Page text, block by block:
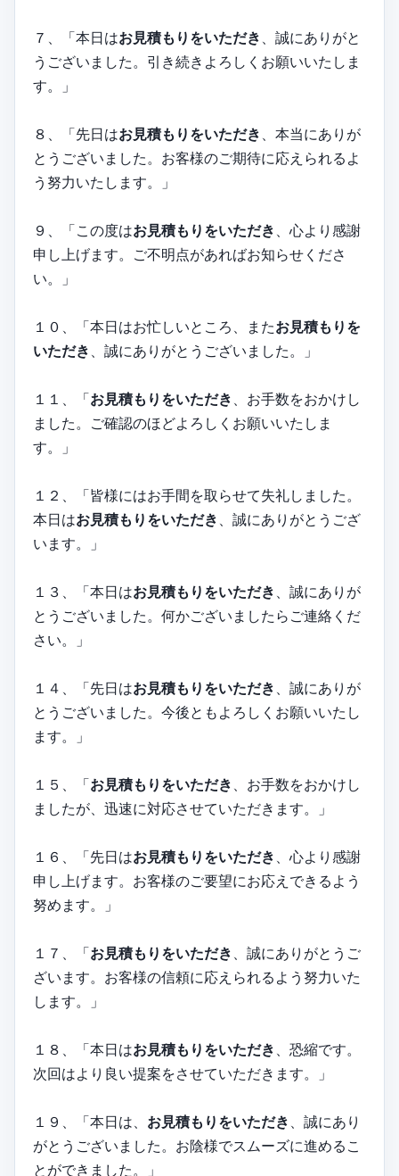
７、「本日はお見積もりをいただき 、誠にありがと
うございました。引き続きよろしくお願いいたしま
す。」
８、「先日はお見積もりをいただき 、本当にありが
とうございました。お客様のご期待に応えられるよ
う努力いたします。」
９、「この度はお見積もりをいただき 、心より感謝
申し上げます。ご不明点があればお知らせくださ
い。」
１０、「本日はお忙しいところ、またお見積もりを
いただき 、誠にありがとうございました。」
１１、「お見積もりをいただき 、お手数をおかけし
ました。ご確認のほどよろしくお願いいたしま
す。」
１２、「皆様にはお手間を取らせて失礼しました。
本日はお見積もりをいただき 、誠にありがとうござ
います。」
１３、「本日はお見積もりをいただき 、誠にありが
とうございました。何かございましたらご連絡くだ
さい。」
１４、「先日はお見積もりをいただき 、誠にありが
とうございました。今後ともよろしくお願いいたし
ます。」
１５、「お見積もりをいただき 、お手数をおかけし
ましたが、迅速に対応させていただきます。」
１６、「先日はお見積もりをいただき 、心より感謝
申し上げます。お客様のご要望にお応えできるよう
努めます。」
１７、「お見積もりをいただき 、誠にありがとうご
ざいます。お客様の信頼に応えられるよう努力いた
します。」
１８、「本日はお見積もりをいただき 、恐縮です。
次回はより良い提案をさせていただきます。」
１９、「本日は、 お見積もりをいただき 、誠にあり
がとうございました。お陰様でスムーズに進めるこ
とができました。」